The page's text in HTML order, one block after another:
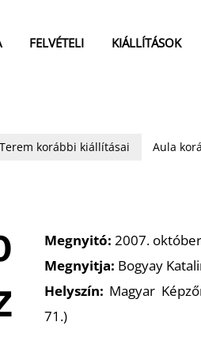
FELVÉTELI KIÁLLÍTÁSOK
korábbi kiállításai Aula
Megnyitó: 2007.
Megnyitja: Bogyay
Helyszín: Magyar
71.)